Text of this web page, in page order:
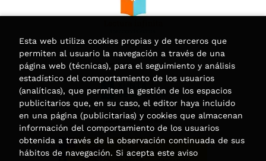
Esta web utiliza cookies propias y de terceros que
permiten al usuario la navegación a través de una
página web (técnicas), para el seguimiento y análisis
estadístico del comportamiento de los usuarios
(analíticas), que permiten la gestión de los espacios
publicitarios que, en su caso, el editor haya incluido
en una página (publicitarias) y cookies que almacenan
información del comportamiento de los usuarios
obtenida a través de la observación continuada de sus
hábitos de navegación. Si acepta este aviso